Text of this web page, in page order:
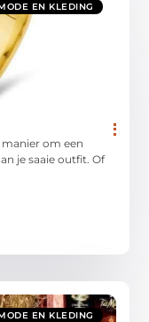
EN KLEDING
om een
je saaie outfit. Of
EN KLEDING